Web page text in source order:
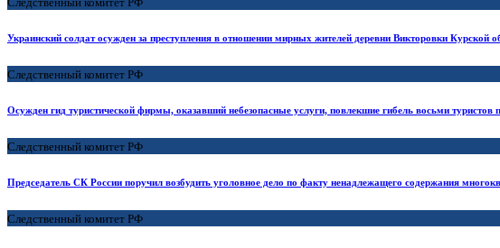
Украинский солдат осужден за преступления в отношении мирных жителей деревни Викторовки Курской
Следственный комитет РФ
Осужден гид туристической фирмы, оказавший небезопасные услуги, повлекшие гибель восьми
Следственный комитет РФ
Председатель СК России поручил возбудить уголовное дело по факту ненадлежащего содержания
Следственный комитет РФ